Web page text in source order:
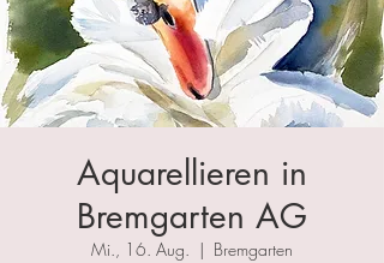
Aquarellieren in
Bremgarten AG
Mi., 16. Aug.
  |
Bremgarten